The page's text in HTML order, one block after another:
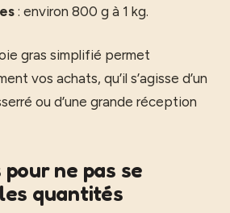
: environ 800 g à 1 kg.
gras simplifié permet
vos achats, qu’il s’agisse d’un
ou d’une grande réception
ne pas se
quantités